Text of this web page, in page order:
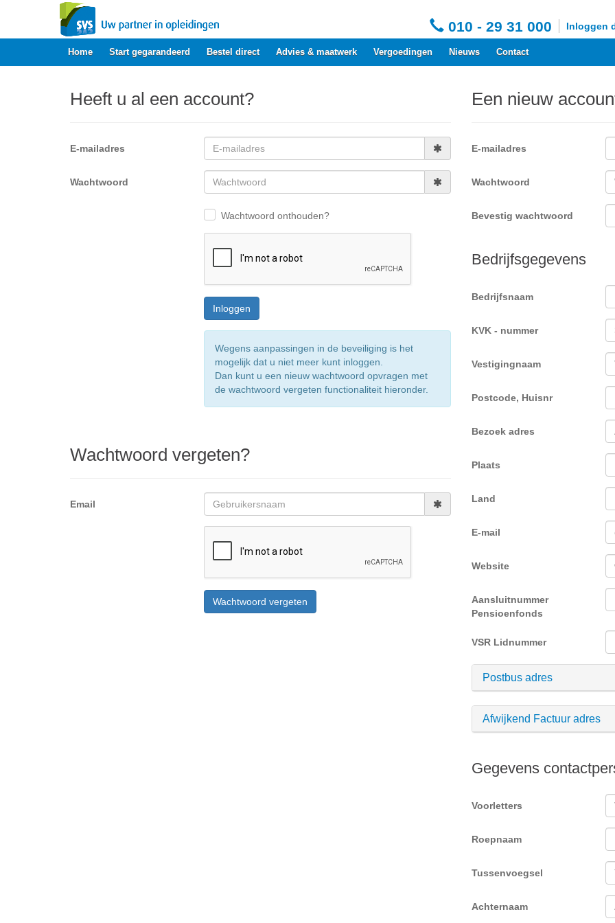
010 - 29 31 000 Inloggen
Home Start gegarandeerd Bestel direct Advies & maatwerk Vergoedingen Nieuws Contact
Heeft u al een account?
E-mailadres
Wachtwoord
Wachtwoord onthouden?
Wegens aanpassingen in de beveiliging is het
mogelijk dat u niet meer kunt inloggen.
Dan kunt u een nieuw wachtwoord opvragen met
de wachtwoord vergeten functionaliteit hieronder.
Wachtwoord vergeten?
Email
Een nieuw
E-mailadres
Wachtwoord
Bevestig wachtwoord
Bedrijfsgegevens
Bedrijfsnaam
KVK - nummer
Vestigingnaam
Postcode, Huisnr
Bezoek adres
Plaats
Land
E-mail
Website
Aansluitnummer
Pensioenfonds
VSR Lidnummer
Postbus adres
Afwijkend Factuur adres
Gegevens
Voorletters
Roepnaam
Tussenvoegsel
Achternaam